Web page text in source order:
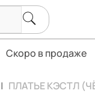
Скоро в продаже
ПЛАТЬЕ КЭСТЛ